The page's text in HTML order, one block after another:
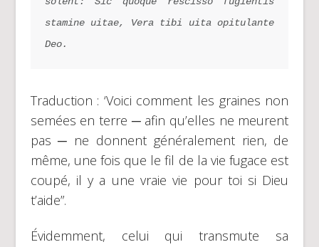
stamine uitae, Vera tibi uita opitulante
Deo.
Traduction : ‘Voici comment les graines non
semées en terre ─ afin qu’elles ne meurent
pas ─ ne donnent généralement rien, de
même, une fois que le fil de la vie fugace est
coupé, il y a une vraie vie pour toi si Dieu
t’aide”.
Évidemment, celui qui transmute sa